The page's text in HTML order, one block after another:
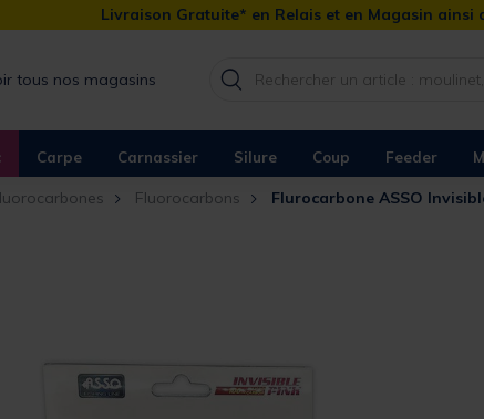
Livraison Gratuite* en Relais et en Magasin
tous nos magasins
Carpe Carnassier Silure Coup Feeder
Fluorocarbons Flurocarbone ASSO